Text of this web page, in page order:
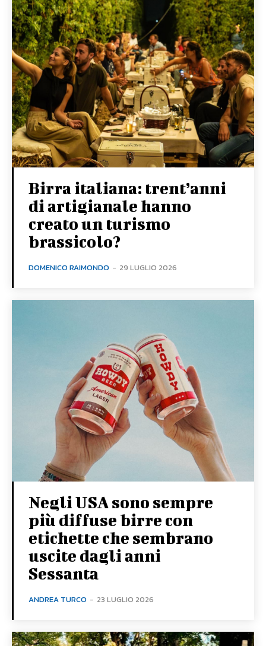
Birra italiana: trent’anni
di artigianale hanno
creato un turismo
brassicolo?
DOMENICO RAIMONDO - 29 LUGLIO 2026
Negli USA sono sempre
più diffuse birre con
etichette che sembrano
uscite dagli anni
Sessanta
ANDREA TURCO - 23 LUGLIO 2026